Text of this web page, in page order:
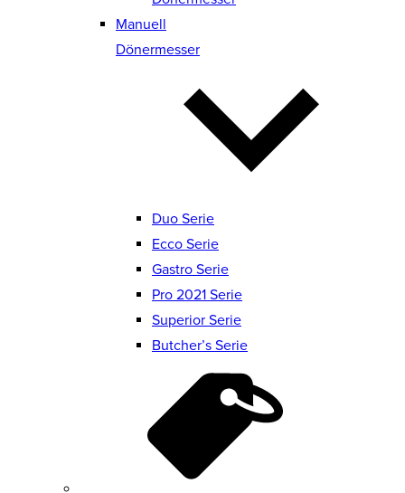
Manuell
Dönermesser
Duo Serie
Ecco Serie
Gastro Serie
Pro 2021 Serie
Superior Serie
Butcher’s Serie